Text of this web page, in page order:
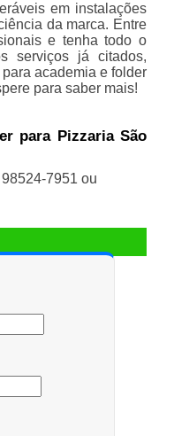
em instalações
da marca. Entre
e tenha todo o
serviços já citados,
academia e folder
para saber mais!
para Pizzaria São
98524-7951 ou